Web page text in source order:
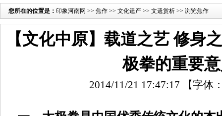
您所在的位置是： 印象河南网 >> 焦作 >> 文化遗产 >> 文遗赏析 >> 浏览焦作
【文化中原】载道之艺 修
极拳的重要
2014/11/21 17:47:17 【字体